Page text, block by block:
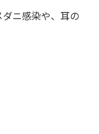
ニ感染や、耳の